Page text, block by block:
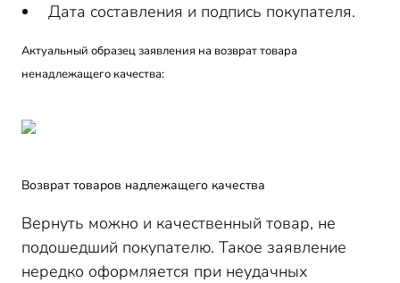
Дата составления и подпись покупателя.
Актуальный образец заявления на возврат товара
ненадлежащего качества:
Возврат товаров надлежащего качества
Вернуть можно и качественный товар, не
подошедший покупателю. Такое заявление
нередко оформляется при неудачных